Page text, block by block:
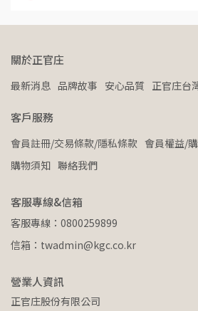
關於正官庄
最新消息 品牌故事 安心品質 正官庄台
客戶服務
會員註冊/交易條款/隱私條款 會員權益/
購物須知 聯絡我們
客服專線&信箱
客服專線：0800259899
信箱：twadmin@kgc.co.kr
營業人資訊
正官庄股份有限公司